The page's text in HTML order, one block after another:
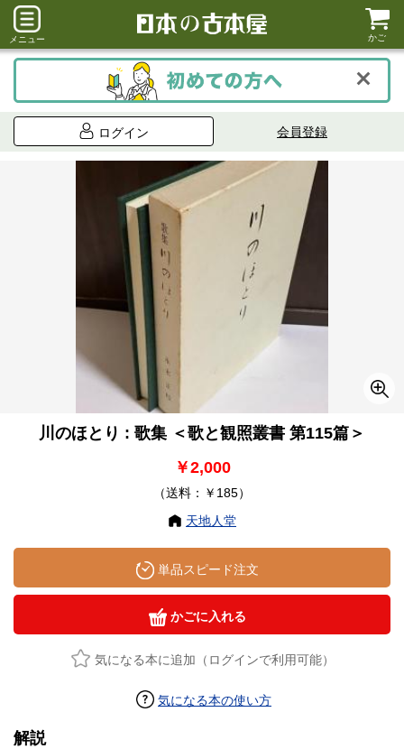
メニュー かご
ログイン 会員登録
川のほとり : 歌集 ＜歌と観照叢書 第115篇＞
￥2,000
（送料：￥185）
天地人堂
単品スピード注文
かごに入れる
気になる本に追加（ログインで利用可能）
気になる本の使い方
解説